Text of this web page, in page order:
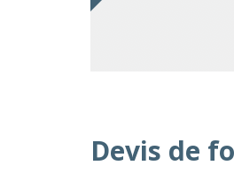
Devis de